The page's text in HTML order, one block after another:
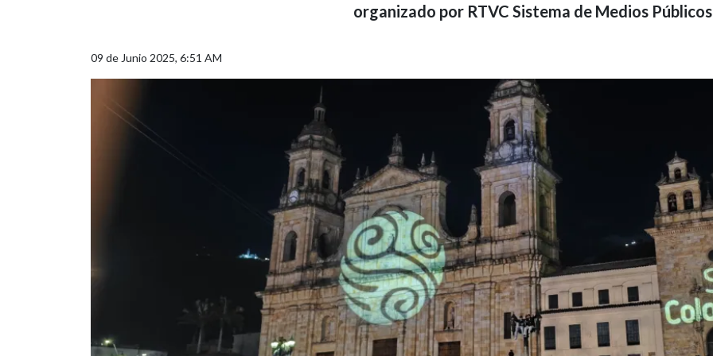
organizado por RTVC Sistema de Medios
09 de Junio 2025, 6:51 AM